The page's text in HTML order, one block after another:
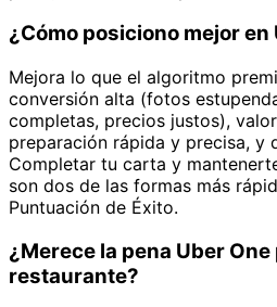
¿Cómo posiciono mejor en
Mejora lo que el algoritmo
conversión alta (fotos
completas, precios justos),
preparación rápida y precisa, y
Completar tu carta y
son dos de las formas más
Puntuación de Éxito.
¿Merece la pena Uber One
restaurante?